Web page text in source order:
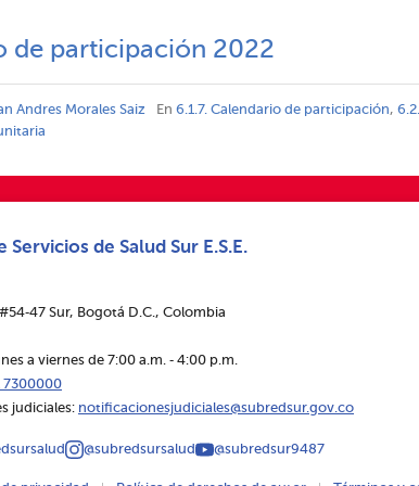
de participación 2022
Andres Morales Saiz En 6.1.7. Calendario de participación,
de Salud Sur E.S.E.
Sur, Bogotá D.C., Colombia
a viernes de 7:00 a.m. ‑ 4:00 p.m.
7300000
judiciales: notificacionesjudiciales@subredsur.gov.co
@subredsursalud @subredsur9487